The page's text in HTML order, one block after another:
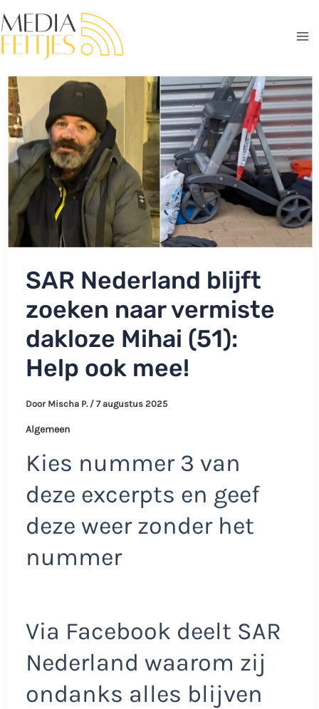
naar
de
SAR Nederland blijft
zoeken naar vermiste
dakloze Mihai (51):
Help ook mee!
Door Mischa P. / 7 augustus 2025
Algemeen
Kies nummer 3 van
deze excerpts en geef
deze weer zonder het
nummer
Via Facebook deelt SAR
Nederland waarom zij
ondanks alles blijven